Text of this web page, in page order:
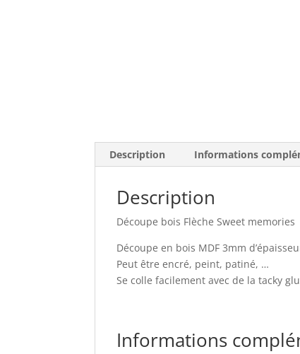
Description Informations
Description
Découpe bois Flèche Sweet memories
Découpe en bois MDF 3mm
Peut être encré, peint, patiné, …
Se colle facilement avec de la tacky
Informations